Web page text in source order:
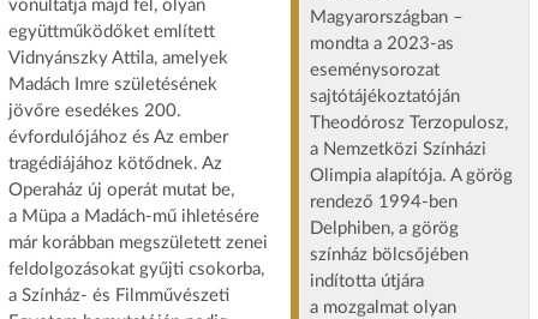
Magyarországban –
mondta a 2023-as
eseménysorozat
sajtótájékoztatóján
Theodórosz Terzopulosz,
a Nemzetközi Színházi
Olimpia alapítója. A görög
rendező 1994-ben
Delphiben, a görög
színház bölcsőjében
indította útjára
a mozgalmat olyan
vonultatja majd fel, olyan
együttműködőket említett
Vidnyánszky Attila, amelyek
Madách Imre születésének
jövőre esedékes 200.
évfordulójához és Az ember
tragédiájához kötődnek. Az
Operaház új operát mutat be,
a Müpa a Madách-mű ihletésére
már korábban megszületett zenei
feldolgozásokat gyűjti csokorba,
a Színház- és Filmművészeti